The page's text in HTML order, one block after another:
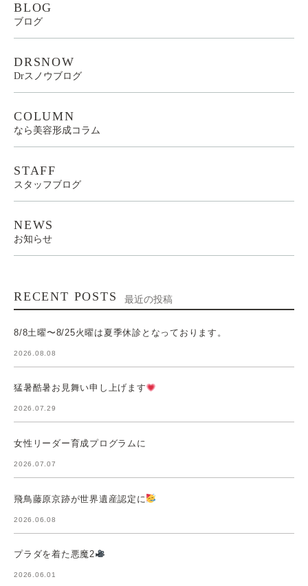
BLOG
ブログ
DRSNOW
Drスノウブログ
COLUMN
なら美容形成コラム
STAFF
スタッフブログ
NEWS
お知らせ
RECENT POSTS 最近の投稿
8/8土曜〜8/25火曜は夏季休診となっております。
2026.08.08
猛暑酷暑お見舞い申し上げます
2026.07.29
女性リーダー育成プログラムに
2026.07.07
飛鳥藤原京跡が世界遺産認定に
2026.06.08
プラダを着た悪魔2
2026.06.01